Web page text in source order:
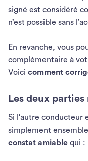
signé est considéré
n’est possible sans
En revanche, vous
complémentaire à
Voici comment
Les deux
Si l'autre conducteur
simplement
constat amiable qui :